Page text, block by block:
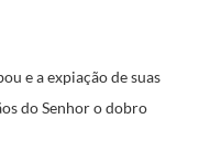
e a expiação de suas
do Senhoro dobro